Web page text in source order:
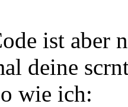
ist aber
deine
wie ich: